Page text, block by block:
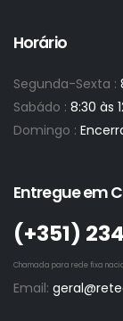
Horário
Segunda-Sexta :
Sabádo : 8:30 às
Domingo :
Entregue em
(+351)­
Chamada para rede fixa
Email: